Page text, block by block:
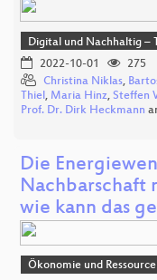
Digital und Nachhaltig –
2022-10-01
275
Christina Niklas,
Thiel, Maria Hinz, Steffen
Prof. Dr. Dirk Heckmann
Die
Nachbarschaft
wie kann das
Ökonomie und